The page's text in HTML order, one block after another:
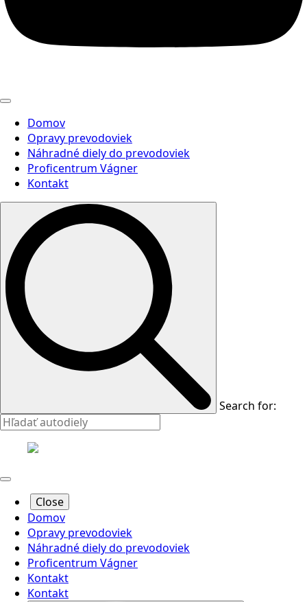
Domov
Opravy prevodoviek
Náhradné diely do prevodoviek
Proficentrum Vágner
Kontakt
Search for:
Close
Domov
Opravy prevodoviek
Náhradné diely do prevodoviek
Proficentrum Vágner
Kontakt
Kontakt